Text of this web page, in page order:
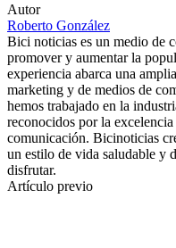
Autor
Roberto González
Bici noticias es un medio de
promover y aumentar la
experiencia abarca una
marketing y de medios de
hemos trabajado en la
reconocidos por la
comunicación. Bicinoticias
un estilo de vida saludable y
disfrutar.
Artículo previo